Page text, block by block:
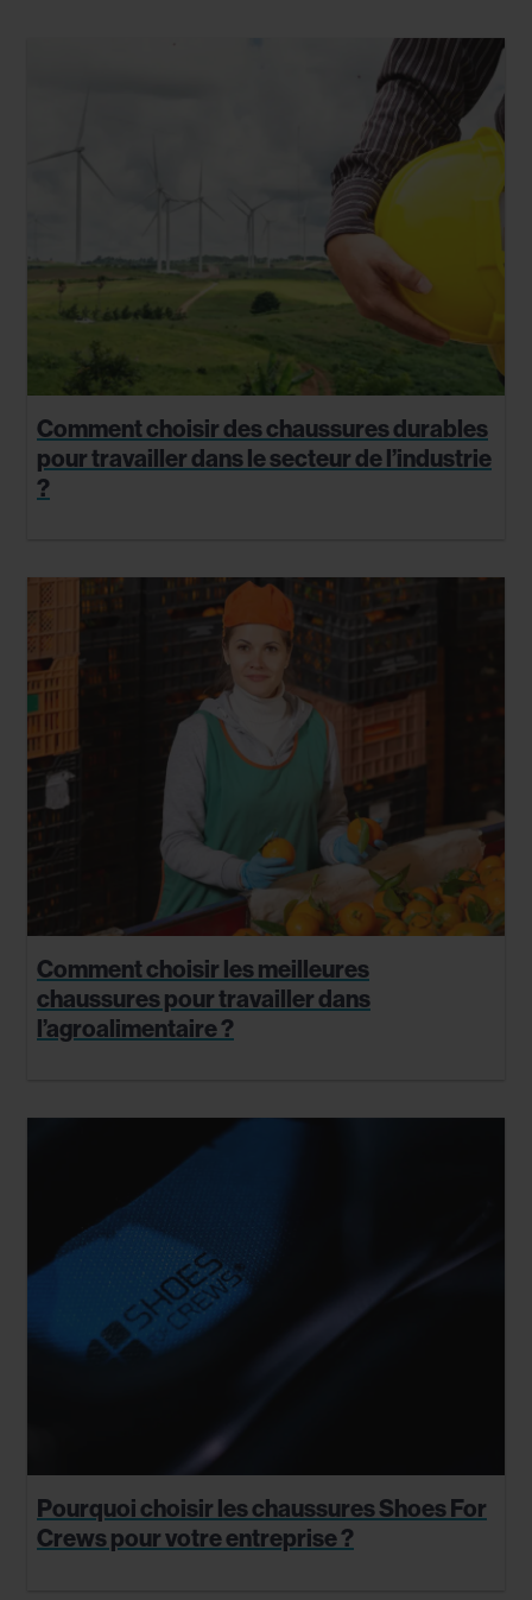
Comment choisir des chaussures durables
pour travailler dans le secteur de l’industrie
?
Comment choisir les meilleures
chaussures pour travailler dans
l’agroalimentaire ?
Pourquoi choisir les chaussures Shoes For
Crews pour votre entreprise ?